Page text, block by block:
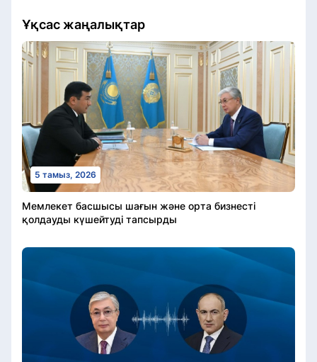
Ұқсас жаңалықтар
5 тамыз, 2026
Мемлекет басшысы шағын және орта бизнесті
қолдауды күшейтуді тапсырды